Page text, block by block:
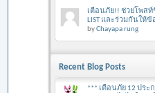
เตือนภัย!! ช่วยโพสท์
LIST และร่วมกันให้
byChayapa rung
Recent Blog Posts
*** เตือนภัย 12 ประ